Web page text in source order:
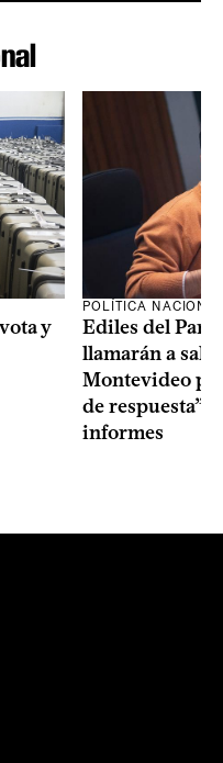
y
POLÍTICA
Ediles del
llamarán a sala
Montevideo
de respuesta”
informes